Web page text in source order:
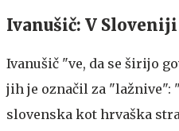
Ivanušič: V
Ivanušič "ve, da se širijo
jih je označil za "lažnive":
slovenska kot hrvaška